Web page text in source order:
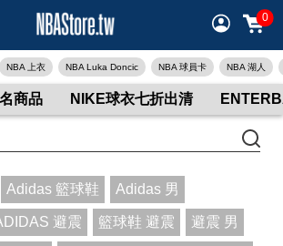
0
NBA 上衣 NBA Luka Doncic NBA 球員卡 NBA 湖人
商品 NIKE球衣七折出清
Adidas 籃球鞋 Adidas 男
避震 籃球鞋 避震 避震 男